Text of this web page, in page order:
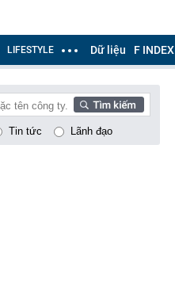
LIFESTYLE Dữ liệu F INDEX
Tin tức Lãnh đạo